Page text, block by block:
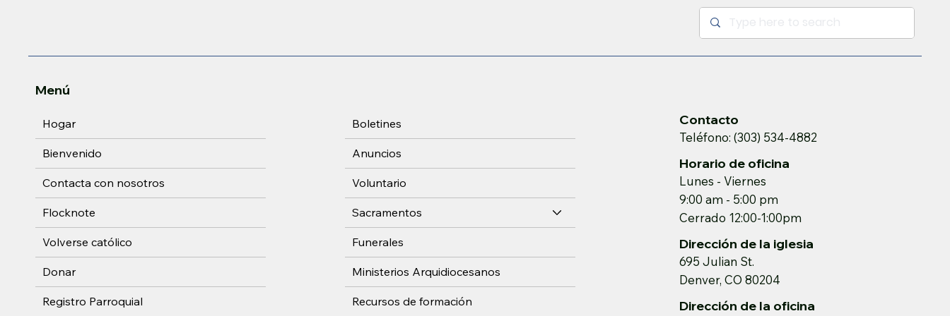
Menú
Hogar
Bienvenido
Contacta con nosotros
Flocknote
Volverse católico
Donar
Registro Parroquial
Boletines
Anuncios
Voluntario
Sacramentos
Funerales
Ministerios Arquidiocesanos
Recursos de formación
Contacto
Teléfono: (303) 534-4882
Horario de oficina
Lunes - Viernes
9:00 am - 5:00 pm
Cerrado 12:00-1:00pm
Dirección de la iglesia
695 Julian St.
Denver, CO 80204
Dirección de la oficina